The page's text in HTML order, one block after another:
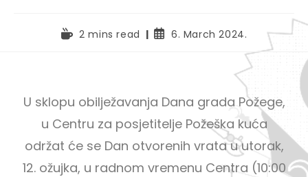
2 mins read 6. March 2024.
U sklopu obilježavanja Dana grada Požege,
u Centru za posjetitelje Požeška kuća
održat će se Dan otvorenih vrata u utorak,
12. ožujka, u radnom vremenu Centra (10:00